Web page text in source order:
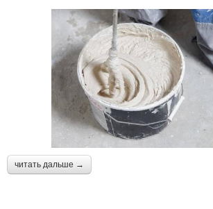
читать дальше →